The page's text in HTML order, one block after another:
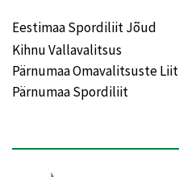
Eestimaa Spordiliit Jõud
Kihnu Vallavalitsus
Pärnumaa Omavalitsuste Liit
Pärnumaa Spordiliit